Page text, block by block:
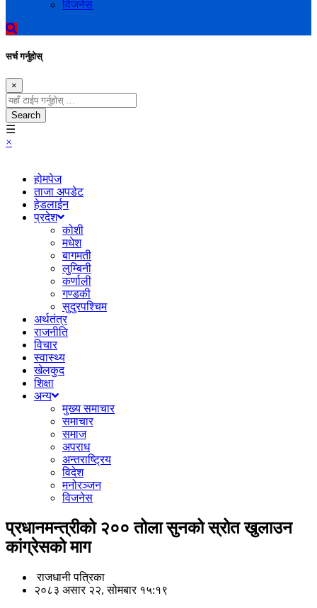
विजनेस
सर्च गर्नुहोस्
×
Search
☰
×
होमपेज
ताजा अपडेट
हेडलाईन
प्रदेश
कोशी
मधेश
बागमती
लुम्बिनी
कर्णाली
गण्डकी
सुदुरपश्चिम
अर्थतंत्र
राजनीति
विचार
स्वास्थ्य
खेलकुद
शिक्षा
अन्य
मुख्य समाचार
समाचार
समाज
अपराध
अन्तराष्ट्रिय
विदेश
मनोरञ्जन
विजनेस
प्रधानमन्त्रीको २०० तोला सुनको स्रोत खुलाउन
कांग्रेसको माग
राजधानी पत्रिका
२०८३ असार २२, सोमबार १५:१९